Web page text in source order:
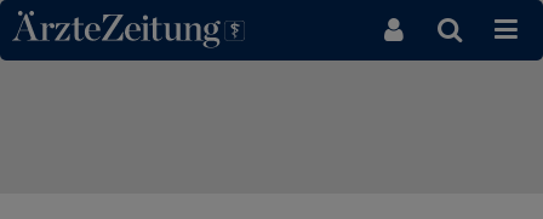
Direkt zum Inhaltsbereich